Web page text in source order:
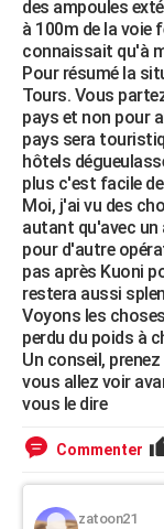
des ampoules
à 100m de la voie
connaissait qu'à
Pour résumé la
Tours. Vous
pays et non pour
pays sera
hôtels
plus c'est facile
Moi, j'ai vu des
autant qu'avec un
pour d'autre
pas après Kuoni
restera aussi
Voyons les
perdu du poids à
Un conseil,
vous allez voir
vous le dire
Commenter
zatoon21